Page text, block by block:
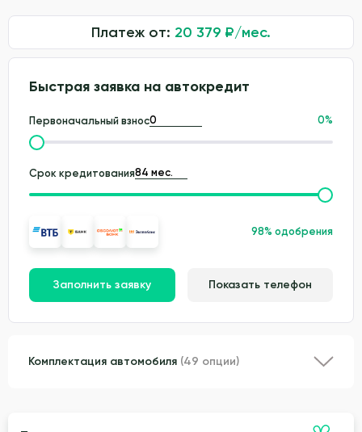
Платеж от: 20 379 ₽/мес.
Быстрая заявка на автокредит
Первоначальный взнос 0%
Срок кредитования
98% одобрения
Заполнить заявку Показать телефон
Комплектация автомобиля (49 опции)